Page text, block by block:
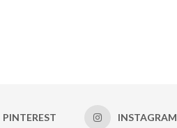
PINTEREST INSTAGRAM